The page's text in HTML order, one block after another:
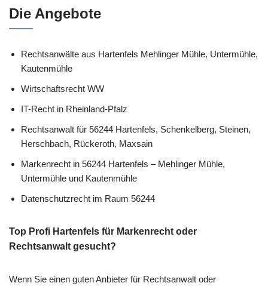
Die Angebote
Rechtsanwälte aus Hartenfels Mehlinger Mühle, Untermühle,
Kautenmühle
Wirtschaftsrecht WW
IT-Recht in Rheinland-Pfalz
Rechtsanwalt für 56244 Hartenfels, Schenkelberg, Steinen,
Herschbach, Rückeroth, Maxsain
Markenrecht in 56244 Hartenfels – Mehlinger Mühle,
Untermühle und Kautenmühle
Datenschutzrecht im Raum 56244
Top Profi Hartenfels für Markenrecht oder
Rechtsanwalt gesucht?
Wenn Sie einen guten Anbieter für Rechtsanwalt oder